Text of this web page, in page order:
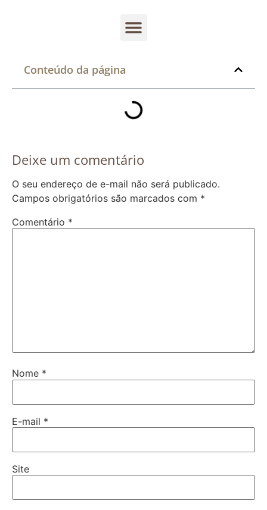
Conteúdo da página
Deixe um comentário
O seu endereço de e-mail não será publicado.
Campos obrigatórios são marcados com *
Comentário *
Nome *
E-mail *
Site